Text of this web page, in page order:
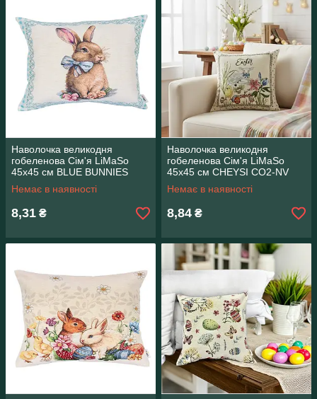
Наволочка великодня
гобеленова Сім'я LiMaSo
45х45 см BLUE BUNNIES
CO2-NV
Немає в наявності
8,31 ₴
Наволочка великодня
гобеленова Сім'я LiMaSo
45х45 см CHEYSI CO2-NV
Немає в наявності
8,84 ₴